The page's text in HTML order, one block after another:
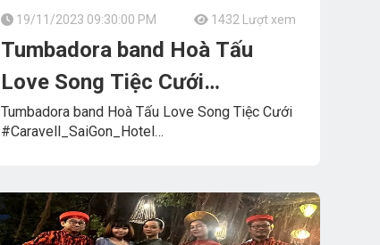
19/11/2023 09:30:00 PM 1432 Lượt xem
Tumbadora band Hoà Tấu
Love Song Tiệc Cưới
Caravell_SaiGon_Hotel
Tumbadora band Hoà Tấu Love Song Tiệc Cưới
#Caravell_SaiGon_Hotel
VIOLA_KEYBOARD_SPD_GUITAR Concert
TUMBADORA_SEMI_CLASSIC_BAND​​​​